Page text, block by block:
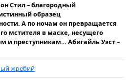
Стил – благородный
образец
А по ночам он превращается
мстителя в маске, несущего
и преступникам… Абигайль Уэст –
жребий